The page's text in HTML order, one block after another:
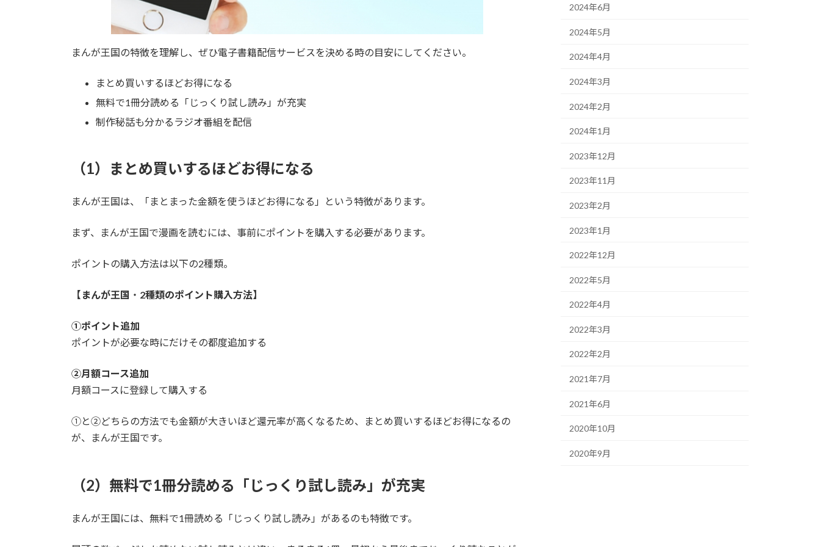
まんが王国の特徴を理解し、ぜひ電子書籍配信サービスを決める時の目安にしてください。
まとめ買いするほどお得になる
無料で1冊分読める「じっくり試し読み」が充実
制作秘話も分かるラジオ番組を配信
（1）まとめ買いするほどお得になる
まんが王国は、「まとまった金額を使うほどお得になる」という特徴があります。
まず、まんが王国で漫画を読むには、事前にポイントを購入する必要があります。
ポイントの購入方法は以下の2種類。
【まんが王国 ・ 2種類のポイント購入方法】
①ポイント追加
ポイントが必要な時にだけその都度追加する
②月額コース追加
月額コースに登録して購入する
①と②どちらの方法でも金額が大きいほど還元率が高くなるため、まとめ買いするほどお得になるの
が、まんが王国です。
（2）無料で1冊分読める「じっくり試し読み」が充実
まんが王国には、無料で1冊読める「じっくり試し読み」があるのも特徴です。
2024年6月
2024年5月
2024年4月
2024年3月
2024年2月
2024年1月
2023年12月
2023年11月
2023年2月
2023年1月
2022年12月
2022年5月
2022年4月
2022年3月
2022年2月
2021年7月
2021年6月
2020年10月
2020年9月